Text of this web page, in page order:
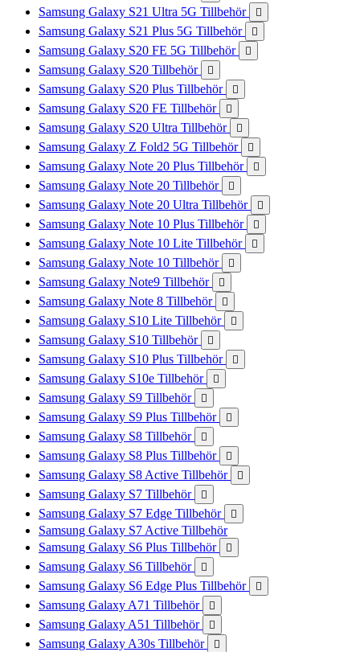
Samsung Galaxy S21 Ultra 5G Tillbehör 
Samsung Galaxy S21 Plus 5G Tillbehör 
Samsung Galaxy S20 FE 5G Tillbehör 
Samsung Galaxy S20 Tillbehör 
Samsung Galaxy S20 Plus Tillbehör 
Samsung Galaxy S20 FE Tillbehör 
Samsung Galaxy S20 Ultra Tillbehör 
Samsung Galaxy Z Fold2 5G Tillbehör 
Samsung Galaxy Note 20 Plus Tillbehör 
Samsung Galaxy Note 20 Tillbehör 
Samsung Galaxy Note 20 Ultra Tillbehör 
Samsung Galaxy Note 10 Plus Tillbehör 
Samsung Galaxy Note 10 Lite Tillbehör 
Samsung Galaxy Note 10 Tillbehör 
Samsung Galaxy Note9 Tillbehör 
Samsung Galaxy Note 8 Tillbehör 
Samsung Galaxy S10 Lite Tillbehör 
Samsung Galaxy S10 Tillbehör 
Samsung Galaxy S10 Plus Tillbehör 
Samsung Galaxy S10e Tillbehör 
Samsung Galaxy S9 Tillbehör 
Samsung Galaxy S9 Plus Tillbehör 
Samsung Galaxy S8 Tillbehör 
Samsung Galaxy S8 Plus Tillbehör 
Samsung Galaxy S8 Active Tillbehör 
Samsung Galaxy S7 Tillbehör 
Samsung Galaxy S7 Edge Tillbehör 
Samsung Galaxy S7 Active Tillbehör
Samsung Galaxy S6 Plus Tillbehör

Samsung Galaxy S6 Tillbehör 
Samsung Galaxy S6 Edge Plus Tillbehör 
Samsung Galaxy A71 Tillbehör 
Samsung Galaxy A51 Tillbehör 
Samsung Galaxy A30s Tillbehör 